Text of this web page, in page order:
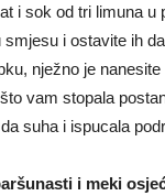
i sok od tri limuna
i ostavite ih
nježno je
vam stopala
suha i ispucala
i meki